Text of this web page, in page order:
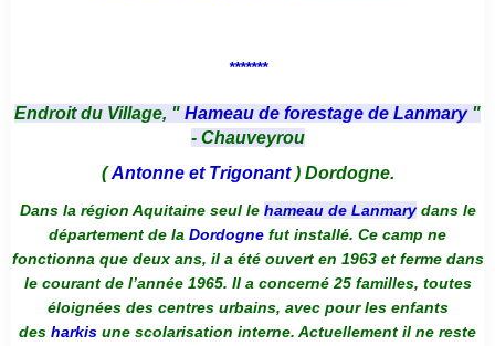
*******
Endroit du Village, " Hameau de forestage de Lanmary "
- Chauveyrou
(Antonne et Trigonant) Dordogne.
Dans la région Aquitaine seul le hameau de Lanmarydans le
département de la Dordogne fut installé. Ce camp ne
fonctionna que deux ans, il a été ouvert en 1963 et ferme dans
le courant de l’année 1965. Il a concerné 25 familles, toutes
éloignées des centres urbains, avec pour les enfants
des harkis une scolarisation interne. Actuellement il ne reste